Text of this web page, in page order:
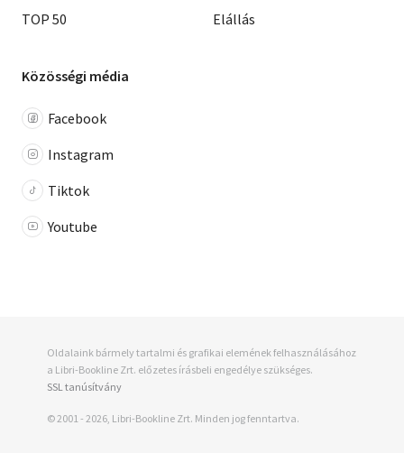
TOP 50
Elállás
Közösségi média
Facebook
Instagram
Tiktok
Youtube
Oldalaink bármely tartalmi és grafikai elemének felhasználásához
a Libri-Bookline Zrt. előzetes írásbeli engedélye szükséges.
SSL tanúsítvány
© 2001 - 2026, Libri-Bookline Zrt. Minden jog fenntartva.